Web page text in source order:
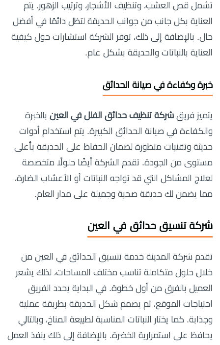
تشمل قص العشب، وتنظيف الأشجار، وترتيب الزهور. يتم
العناية بكل جانب من جوانب الحديقة لتظل دائمًا في أفضل
حال. بالإضافة إلى ذلك، توفر الشركة استشارات حول كيفية
العناية بالنباتات والحديقة بشكل عام.
خبرة وكفاءة في صيانة الحدائق
يتميز فريق شركة تنظيف حدائق الفلل في العين بالخبرة
والكفاءة في صيانة الحدائق الكبيرة. يتم استخدام أدوات
حديثة وتقنيات متطورة لضمان الحفاظ على الحديقة بأعلى
مستوى من الجودة. تقدم الشركة أيضًا حلولًا متخصصة
لعلاج المشاكل التي قد تواجه النباتات أو الأعشاب الضارة،
مما يضمن لك حديقة صحية وجميلة على مدار العام.
شركة تنسيق حدائق في العين
تقدم شركة المدينة خدمة تنسيق الحدائق في العين من
خلال حلول متكاملة تناسب مختلف المساحات، لذلك يشعر
العميل بالفرق من أول خطوة. في البداية يحدد الفريق
احتياجات الموقع، ثم يصمم شكل الحديقة بطريقة عملية
وجذابة. كما يختار النباتات المناسبة لطبيعة المناخ، وبالتالي
يحافظ على استمرارية الخضرة. بالإضافة إلى ذلك ينفذ العمل